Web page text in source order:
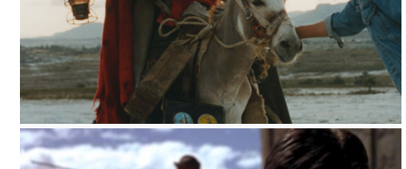
LA ORILLA DE LA TIERRA, TOMADA DE CCC